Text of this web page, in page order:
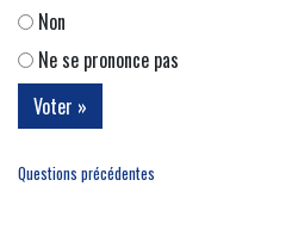
Non
Ne se prononce pas
Questions précédentes